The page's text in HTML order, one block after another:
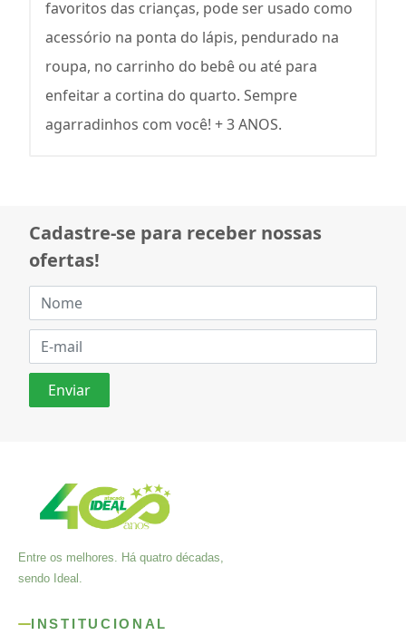
favoritos das crianças, pode ser usado como
acessório na ponta do lápis, pendurado na
roupa, no carrinho do bebê ou até para
enfeitar a cortina do quarto. Sempre
agarradinhos com você! + 3 ANOS.
Cadastre-se para receber nossas
ofertas!
Entre os melhores. Há quatro décadas,
sendo Ideal.
INSTITUCIONAL